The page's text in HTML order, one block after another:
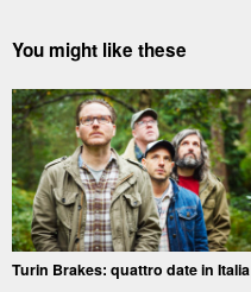
You might like these
Turin Brakes: quattro date in Italia